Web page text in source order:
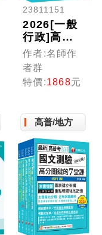
23811151
2026[一般
行政]高考
三級/地方
三等課文版
套書：圖表
式學習的觀
之體系架構
作者:名師作
者群
特價:1868元
高普/地方